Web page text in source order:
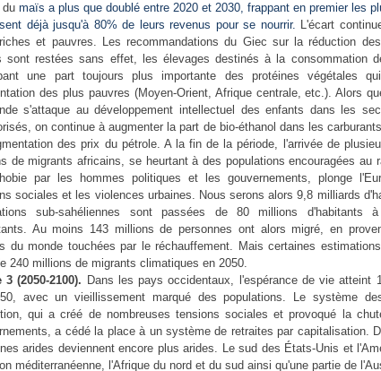
du maïs a plus que doublé entre 2020 et 2030, frappant en premier les
déjà jusqu'à 80% de leurs revenus pour se nourrir. L'écart
et pauvres. Les recommandations du Giec sur la réduction
sont restées sans effet, les élevages destinés à la consommation
une part toujours plus importante des protéines végétales
des plus pauvres (Moyen-Orient, Afrique centrale, etc.). Alors
s'attaque au développement intellectuel des enfants dans les
on continue à augmenter la part de bio-éthanol dans les
des prix du pétrole. A la fin de la période, l'arrivée de
de migrants africains, se heurtant à des populations encouragées au
par les hommes politiques et les gouvernements, plonge
sociales et les violences urbaines. Nous serons alors 9,8 milliards
sub-sahéliennes sont passées de 80 millions d'habitants
Au moins 143 millions de personnes ont alors migré, en
du monde touchées par le réchauffement. Mais certaines
240 millions de migrants climatiques en 2050.
3 (2050-2100). Dans les pays occidentaux, l'espérance de vie atteint
avec un vieillissement marqué des populations. Le système
qui a créé de nombreuses tensions sociales et provoqué la
a cédé la place à un système de retraites par capitalisation.
arides deviennent encore plus arides. Le sud des États-Unis et
méditerranéenne, l'Afrique du nord et du sud ainsi qu'une partie de